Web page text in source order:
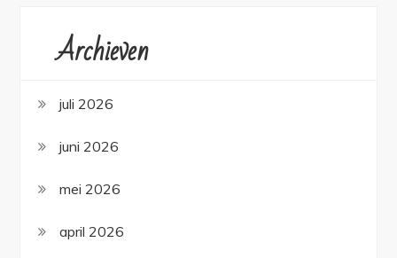
Archieven
juli 2026
juni 2026
mei 2026
april 2026